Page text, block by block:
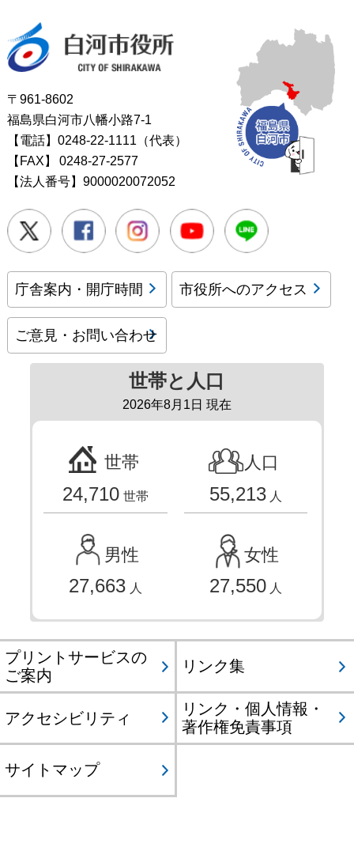
〒961-8602
福島県白河市八幡小路7-1
【電話】0248-22-1111（代表）
【FAX】
0248-27-2577
【法人番号】9000020072052
Twitter FacebookInstagramYoutube
庁舎案内・開庁時間 市役所へのアクセス
ご意見・お問い合わせ
世帯と人口
2026年8月1日 現在
世帯
24,710 世帯
人口
55,213 人
男性
27,663 人
女性
27,550 人
プリントサービスの
ご案内
リンク集
アクセシビリティ
リンク・個人情報・
著作権免責事項
サイトマップ